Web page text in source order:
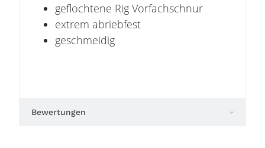
geflochtene Rig Vorfachschnur
extrem abriebfest
geschmeidig
Bewertungen